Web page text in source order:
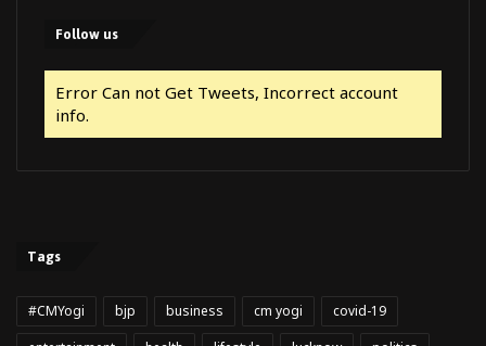
Follow us
Error Can not Get Tweets, Incorrect account
info.
Tags
#CMYogi bjp business cm yogi
covid-19